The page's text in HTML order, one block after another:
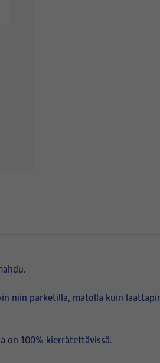
niin parketilla, matolla kuin
on 100% kierrätettävissä.